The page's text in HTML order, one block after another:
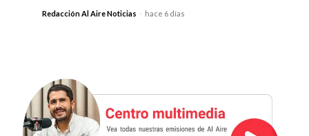
Redacción Al Aire Noticias - hace 6 días